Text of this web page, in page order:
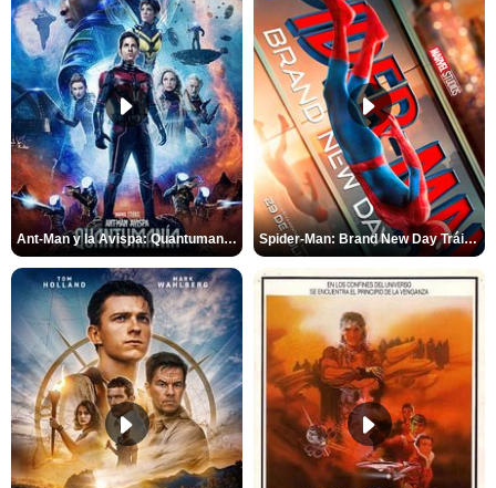
Ant-Man y la Avispa: Quantumanía Tráiler (2) Spider-Man: Brand New Day Tráiler (3)